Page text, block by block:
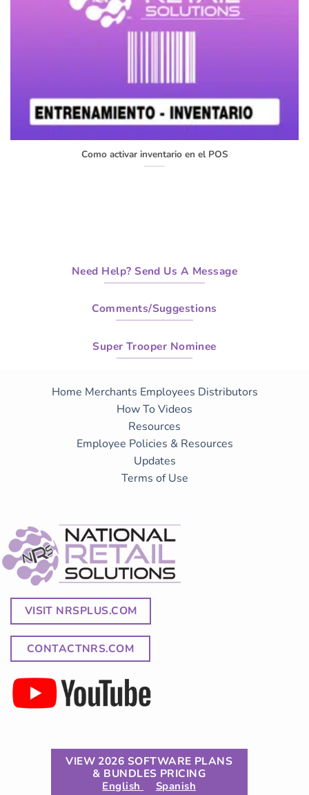
Como activar inventario en el POS
Need Help? Send Us A Message
Comments/Suggestions
Super Trooper Nominee
Home Merchants Employees Distributors
How To Videos
Resources
Employee Policies & Resources
Updates
Terms of Use
VISIT NRSPLUS.COM
CONTACTNRS.COM
VIEW 2026 SOFTWARE PLANS
& BUNDLES PRICING
English Spanish